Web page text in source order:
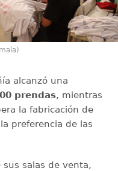
alcanzó una
prendas, mientras
la fabricación de
preferencia de las
salas de venta,